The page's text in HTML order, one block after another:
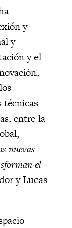
y
y
y el
técnicas
entre la
nuevas
el
y Lucas